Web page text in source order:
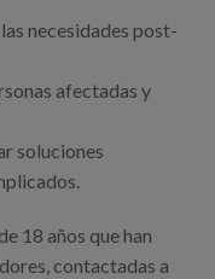
necesidades post-
afectadas y
soluciones
18 años que han
contactadas a